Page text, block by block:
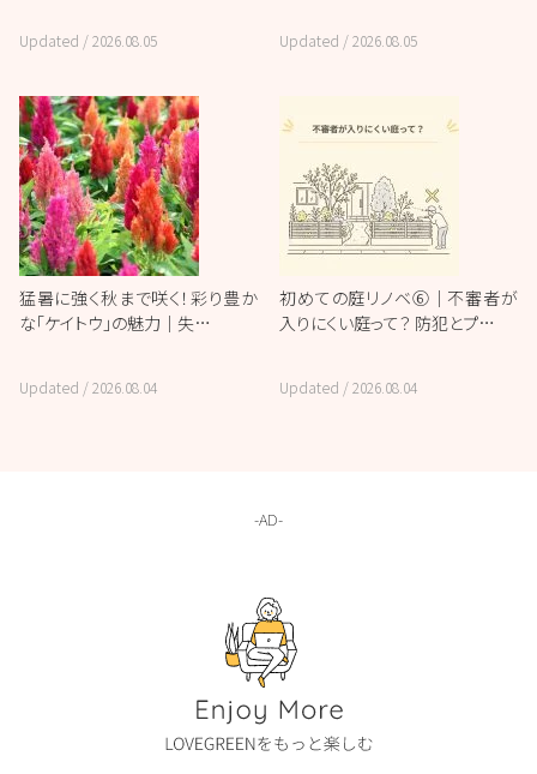
Updated /2026.08.05 Updated /2026.08.05
猛暑に強く秋まで咲く！彩り豊か
な「ケイトウ」の魅力｜失…
Updated /2026.08.04
初めての庭リノベ⑥｜不審者が
入りにくい庭って？ 防犯とプ…
Updated /2026.08.04